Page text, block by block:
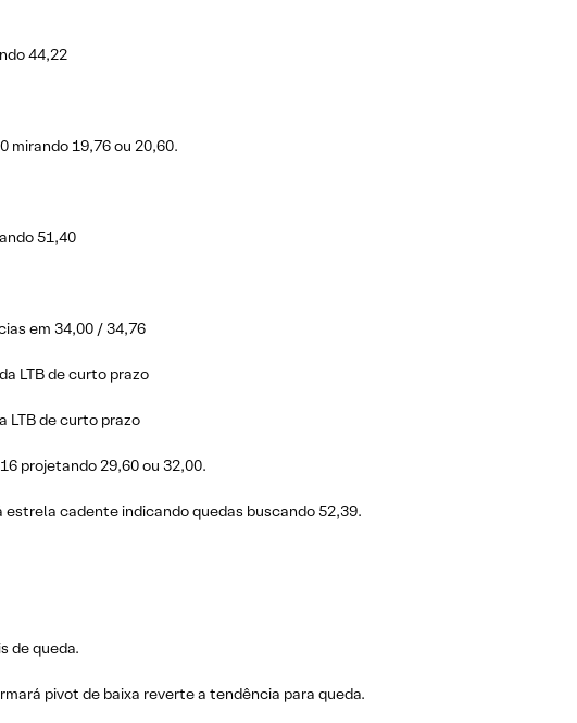
44,22
mirando 19,76 ou 20,60.
51,40
em 34,00 / 34,76
LTB de curto prazo
LTB de curto prazo
projetando 29,60 ou 32,00.
cadente indicando quedas buscando 52,39.
de queda.
pivot de baixa reverte a tendência para queda.